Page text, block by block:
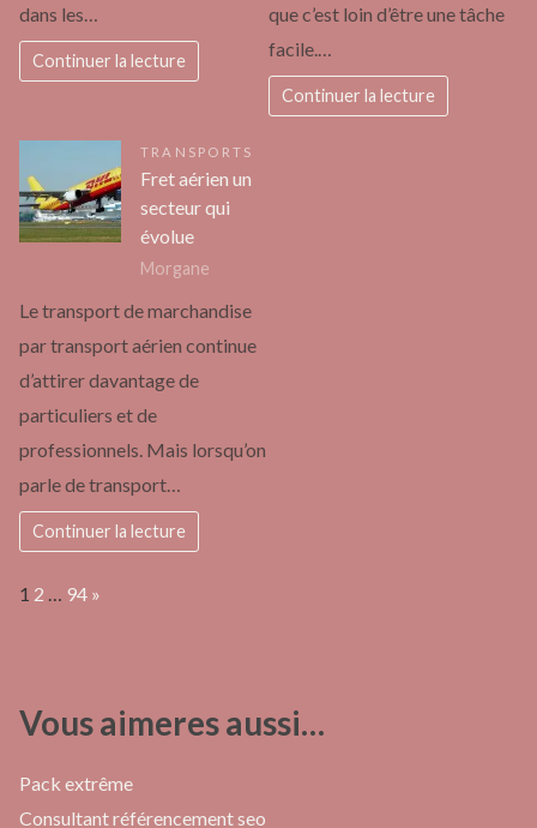
dans les…
Continuer la lecture
que c’est loin d’être une tâche
facile.…
Continuer la lecture
TRANSPORTS
Fret aérien un
secteur qui
évolue
Morgane
Le transport de marchandise
par transport aérien continue
d’attirer davantage de
particuliers et de
professionnels. Mais lorsqu’on
parle de transport…
Continuer la lecture
Page:
1 2 94 Next
»
Vous aimeres aussi…
Pack extrême
Consultant référencement seo